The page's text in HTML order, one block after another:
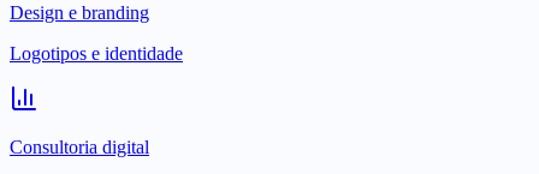
Design e branding
Logotipos e identidade
Consultoria digital